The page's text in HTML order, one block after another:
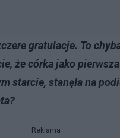
gratulacje. To
że córka jako
starcie, stanęła na
Reklama